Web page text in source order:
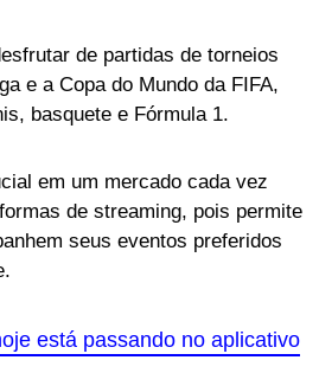
de partidas de torneios
e a Copa do Mundo da FIFA,
basquete e Fórmula 1.
em um mercado cada vez
de streaming, pois permite
seus eventos preferidos
está passando no aplicativo